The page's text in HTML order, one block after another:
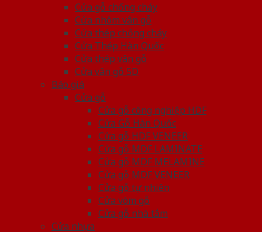
Cửa gỗ chống cháy
Cửa nhôm vân gỗ
Cửa thép chống cháy
Cửa Thép Hàn Quốc
Cửa thép vân gỗ
Cửa vân gỗ 5D
Báo giá
Cửa gỗ
Cửa gỗ công nghiệp HDF
Cửa Gỗ Hàn Quốc
Cửa gỗ HDF VENEER
Cửa gỗ MDF LAMINATE
Cửa gỗ MDF MELAMINE
Cửa gỗ MDF VENEER
Cửa gỗ tự nhiên
Cửa vòm gỗ
Cửa gỗ nhà tắm
Cửa nhựa